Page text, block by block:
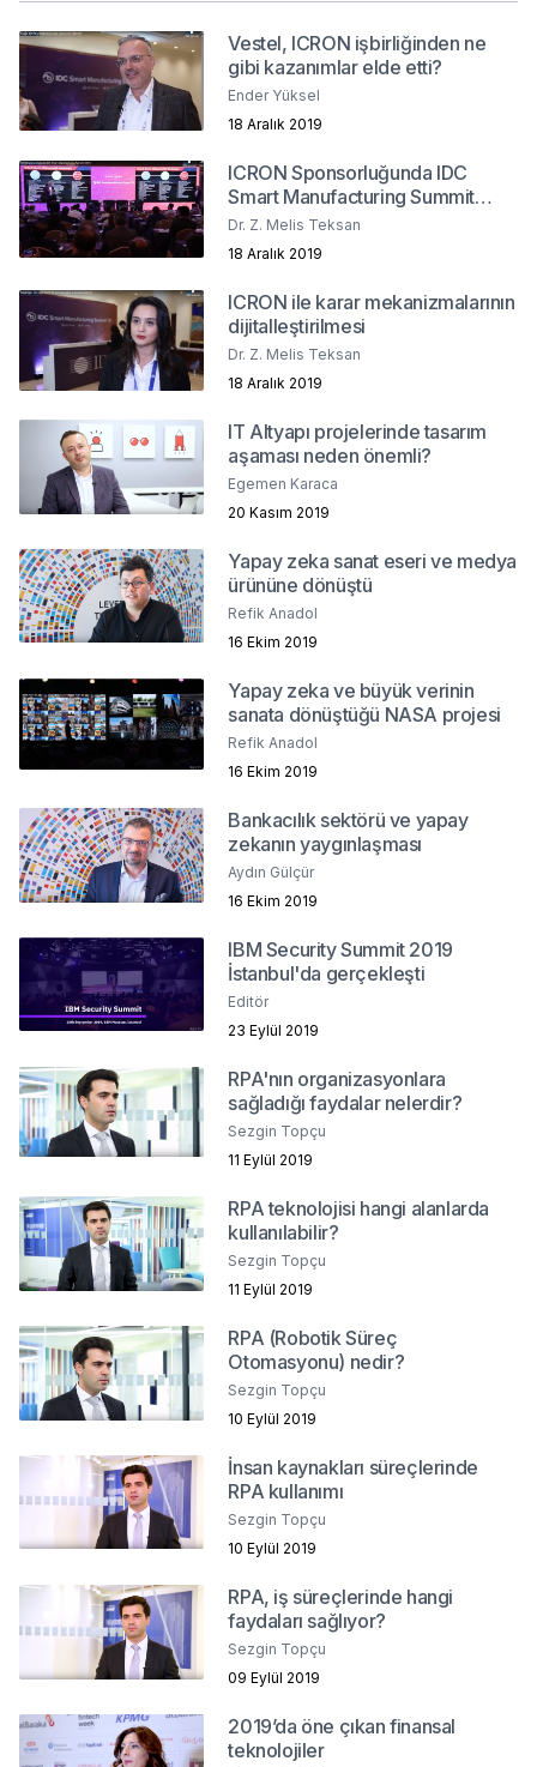
Vestel, ICRON işbirliğinden ne
gibi kazanımlar elde etti?
Ender Yüksel
18 Aralık 2019
ICRON Sponsorluğunda IDC
Smart Manufacturing Summit
2019
Dr. Z. Melis Teksan
18 Aralık 2019
ICRON ile karar mekanizmalarının
dijitalleştirilmesi
Dr. Z. Melis Teksan
18 Aralık 2019
IT Altyapı projelerinde tasarım
aşaması neden önemli?
Egemen Karaca
20 Kasım 2019
Yapay zeka sanat eseri ve medya
ürününe dönüştü
Refik Anadol
16 Ekim 2019
Yapay zeka ve büyük verinin
sanata dönüştüğü NASA projesi
Refik Anadol
16 Ekim 2019
Bankacılık sektörü ve yapay
zekanın yaygınlaşması
Aydın Gülçür
16 Ekim 2019
IBM Security Summit 2019
İstanbul'da gerçekleşti
Editör
23 Eylül 2019
RPA'nın organizasyonlara
sağladığı faydalar nelerdir?
Sezgin Topçu
11 Eylül 2019
RPA teknolojisi hangi alanlarda
kullanılabilir?
Sezgin Topçu
11 Eylül 2019
RPA (Robotik Süreç
Otomasyonu) nedir?
Sezgin Topçu
10 Eylül 2019
İnsan kaynakları süreçlerinde
RPA kullanımı
Sezgin Topçu
10 Eylül 2019
RPA, iş süreçlerinde hangi
faydaları sağlıyor?
Sezgin Topçu
09 Eylül 2019
2019’da öne çıkan finansal
teknolojiler